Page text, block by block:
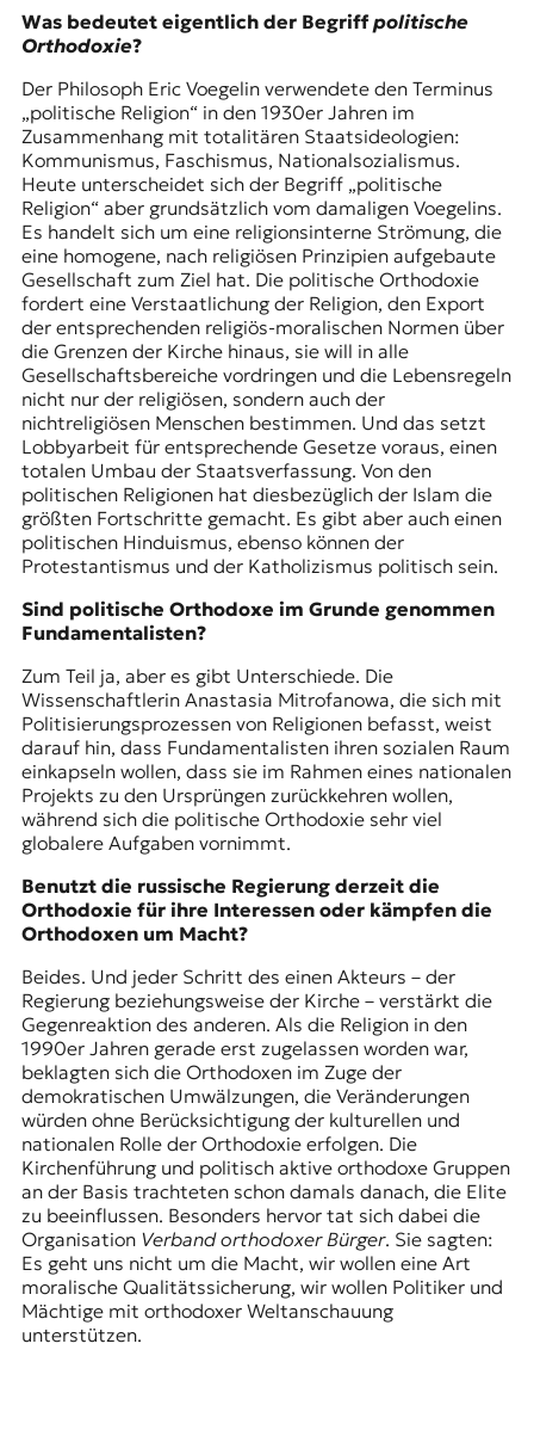
Was bedeutet eigentlich der Begriff politische
Orthodoxie?
Der Philosoph Eric Voegelin verwendete den Terminus
„politische Religion“ in den 1930er Jahren im
Zusammenhang mit totalitären Staatsideologien:
Kommunismus, Faschismus, Nationalsozialismus.
Heute unterscheidet sich der Begriff „politische
Religion“ aber grundsätzlich vom damaligen Voegelins.
Es handelt sich um eine religionsinterne Strömung, die
eine homogene, nach religiösen Prinzipien aufgebaute
Gesellschaft zum Ziel hat. Die politische Orthodoxie
fordert eine Verstaatlichung der Religion, den Export
der entsprechenden religiös-moralischen Normen über
die Grenzen der Kirche hinaus, sie will in alle
Gesellschaftsbereiche vordringen und die Lebensregeln
nicht nur der religiösen, sondern auch der
nichtreligiösen Menschen bestimmen. Und das setzt
Lobbyarbeit für entsprechende Gesetze voraus, einen
totalen Umbau der Staatsverfassung. Von den
politischen Religionen hat diesbezüglich der Islam die
größten Fortschritte gemacht. Es gibt aber auch einen
politischen Hinduismus, ebenso können der
Protestantismus und der Katholizismus politisch sein.
Sind politische Orthodoxe im Grunde genommen
Fundamentalisten?
Zum Teil ja, aber es gibt Unterschiede. Die
Wissenschaftlerin Anastasia Mitrofanowa, die sich mit
Politisierungsprozessen von Religionen befasst, weist
darauf hin, dass Fundamentalisten ihren sozialen Raum
einkapseln wollen, dass sie im Rahmen eines nationalen
Projekts zu den Ursprüngen zurückkehren wollen,
während sich die politische Orthodoxie sehr viel
globalere Aufgaben vornimmt.
Benutzt die russische Regierung derzeit die
Orthodoxie für ihre Interessen oder kämpfen die
Orthodoxen um Macht?
Beides. Und jeder Schritt des einen Akteurs – der
Regierung beziehungsweise der Kirche – verstärkt die
Gegenreaktion des anderen. Als die Religion in den
1990er Jahren gerade erst zugelassen worden war,
beklagten sich die Orthodoxen im Zuge der
demokratischen Umwälzungen, die Veränderungen
würden ohne Berücksichtigung der kulturellen und
nationalen Rolle der Orthodoxie erfolgen. Die
Kirchenführung und politisch aktive orthodoxe Gruppen
an der Basis trachteten schon damals danach, die Elite
zu beeinflussen. Besonders hervor tat sich dabei die
Organisation Verband orthodoxer Bürger. Sie sagten:
Es geht uns nicht um die Macht, wir wollen eine Art
moralische Qualitätssicherung, wir wollen Politiker und
Mächtige mit orthodoxer Weltanschauung
unterstützen.